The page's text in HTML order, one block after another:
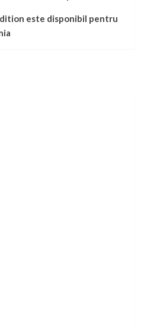
este disponibil pentru